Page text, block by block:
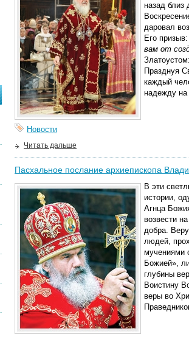
назад близ
даровал
Его призыв:
вам от
Празднуя
каждый
надежду на
Новости
Читать дальше
Пасхальное послание архиепископа
В эти
истории,
Агнца
возвести
добра.
людей,
мучениями
Божией»,
глубины
Воистину
веры во